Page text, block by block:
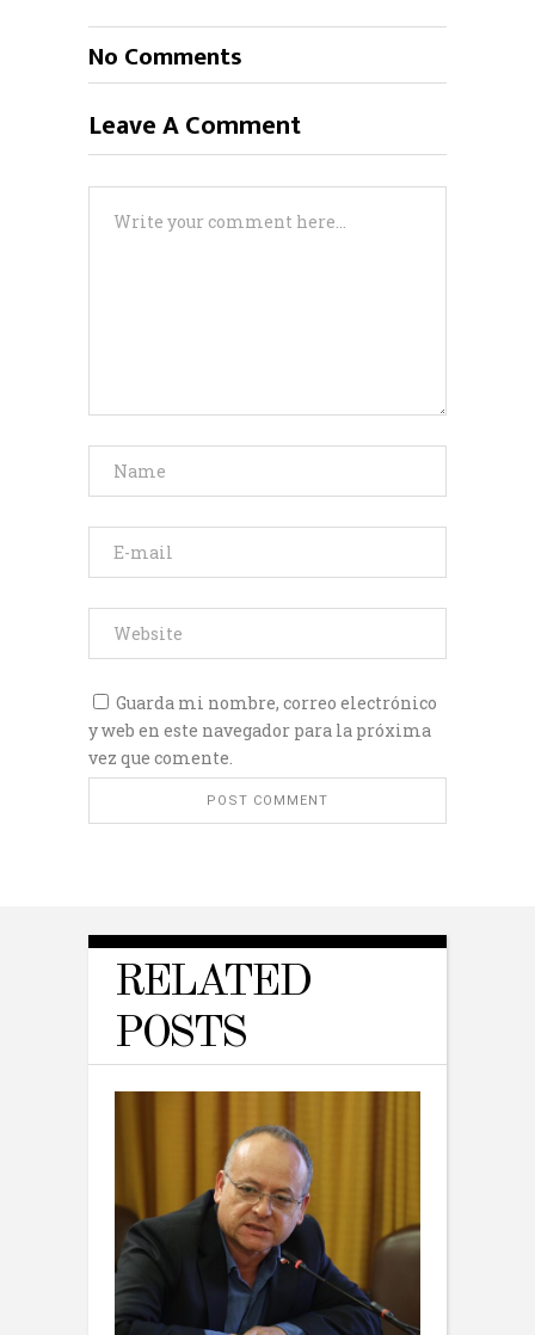
No Comments
Leave A Comment
Guarda mi nombre, correo electrónico
y web en este navegador para la próxima
vez que comente.
RELATED
POSTS